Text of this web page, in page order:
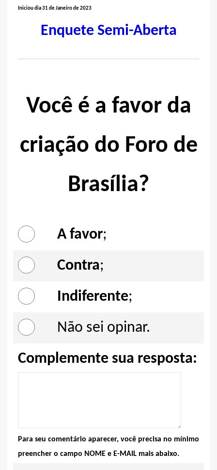
Iniciou dia 31 de Janeiro de 2023
Enquete Semi-Aberta
Você é a favor da
criação do Foro de
Brasília?
A favor;
Contra;
Indiferente;
Não sei opinar.
Complemente sua resposta:
Para seu comentário aparecer, você precisa no mínimo
preencher o campo NOME e E-MAIL mais abaixo.